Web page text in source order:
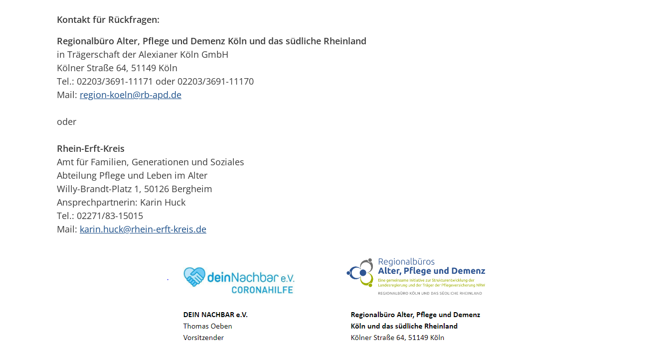
Kontakt für Rückfragen:
Regionalbüro Alter, Pflege und Demenz Köln und das südliche Rheinland
in Trägerschaft der Alexianer Köln GmbH
Kölner Straße 64, 51149 Köln
Tel.: 02203/3691-11171 oder 02203/3691-11170
Mail: region-koeln@rb-apd.de
oder
Rhein-Erft-Kreis
Amt für Familien, Generationen und Soziales
Abteilung Pflege und Leben im Alter
Willy-Brandt-Platz 1, 50126 Bergheim
Ansprechpartnerin: Karin Huck
Tel.: 02271/83-15015
Mail: karin.huck@rhein-erft-kreis.de